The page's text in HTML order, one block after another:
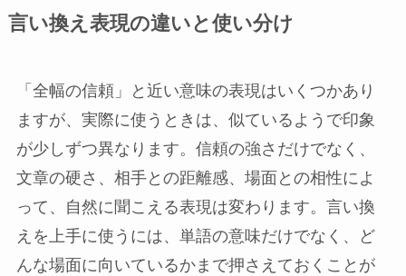
言い換え表現の違いと使い分け
「全幅の信頼」と近い意味の表現はいくつかあり
ますが、実際に使うときは、似ているようで印象
が少しずつ異なります。信頼の強さだけでなく、
文章の硬さ、相手との距離感、場面との相性によ
って、自然に聞こえる表現は変わります。言い換
えを上手に使うには、単語の意味だけでなく、ど
んな場面に向いているかまで押さえておくことが